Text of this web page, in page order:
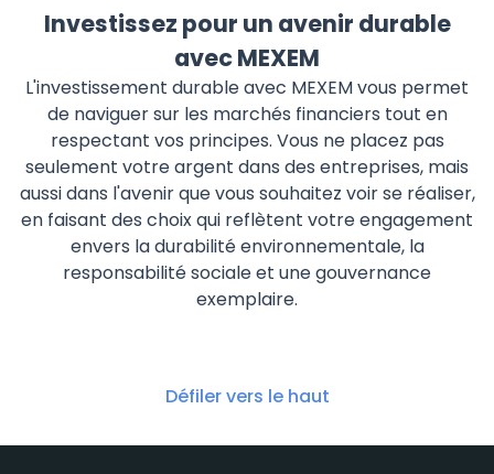
Investissez pour un avenir durable
avec MEXEM
L'investissement durable avec MEXEM vous permet
de naviguer sur les marchés financiers tout en
respectant vos principes. Vous ne placez pas
seulement votre argent dans des entreprises, mais
aussi dans l'avenir que vous souhaitez voir se réaliser,
en faisant des choix qui reflètent votre engagement
envers la durabilité environnementale, la
responsabilité sociale et une gouvernance
exemplaire.
Défiler vers le haut